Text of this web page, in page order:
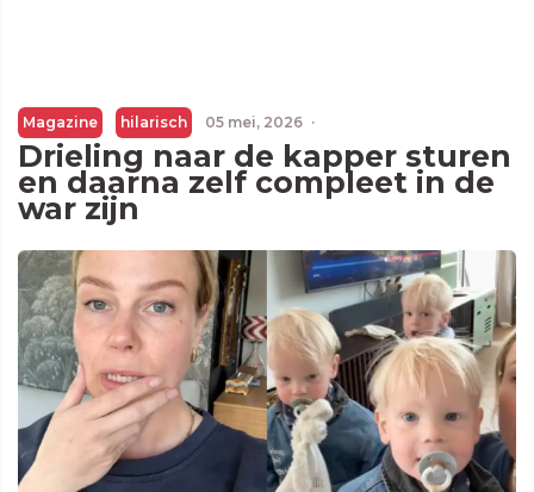
Magazine hilarisch 05 mei, 2026 ·
Drieling naar de kapper sturen
en daarna zelf compleet in de
war zijn